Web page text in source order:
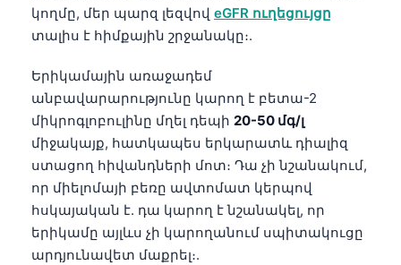
կողմը, մեր պարզ լեզվով eGFR ուղեցույցը
տալիս է հիմքային շրջանակը։.
Երիկամային առաջադեմ
անբավարարությունը կարող է բետա-2
միկրոգլոբուլինը մղել դեպի 20-50 մգ/լ
միջակայք, հատկապես երկարատև դիալիզ
ստացող հիվանդների մոտ։ Դա չի նշանակում,
որ միելոմայի բեռը ավտոմատ կերպով
հսկայական է. դա կարող է նշանակել, որ
երիկամը այլևս չի կարողանում սպիտակուցը
արդյունավետ մաքրել։.
Frysk
Ślōnskŏ gŏdka
Norsk bokmål